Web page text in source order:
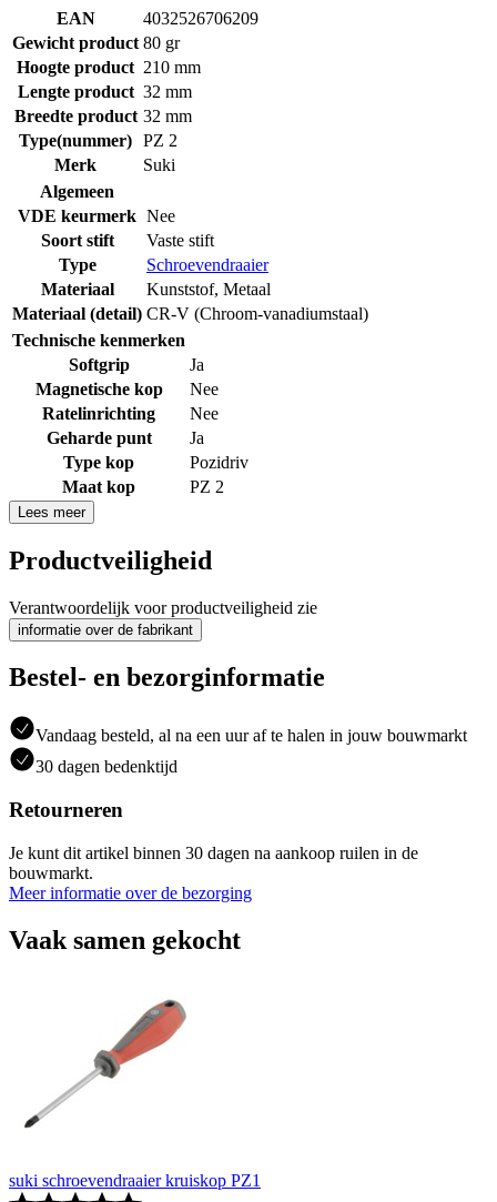
EAN
4032526706209
Gewicht product 80 gr
Hoogte product 210 mm
Lengte product 32 mm
Breedte product 32 mm
Type(nummer) PZ 2
Merk
Suki
Algemeen
VDE keurmerk Nee
Soort stift
Vaste stift
Type
Schroevendraaier
Materiaal
Kunststof, Metaal
Materiaal (detail) CR-V (Chroom-vanadiumstaal)
Technische kenmerken
Softgrip
Ja
Magnetische kop
Nee
Ratelinrichting
Nee
Geharde punt
Ja
Type kop
Pozidriv
Maat kop
PZ 2
Lees meer
Productveiligheid
Verantwoordelijk voor productveiligheid zie
informatie over de fabrikant
Bestel- en bezorginformatie
Vandaag besteld, al na een uur af te halen in jouw bouwmarkt
30 dagen bedenktijd
Retourneren
Je kunt dit artikel binnen 30 dagen na aankoop ruilen in de
bouwmarkt.
Meer informatie over de bezorging
Vaak samen gekocht
suki schroevendraaier kruiskop PZ1